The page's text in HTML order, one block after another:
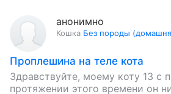
анонимно
Кошка Без породы
Проплешина на теле кота
Здравствуйте, моему коту 13 с
протяжении этого времени он